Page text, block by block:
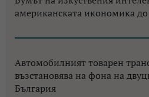
американската икономика
Автомобилният товарен
възстановява на фона на
България